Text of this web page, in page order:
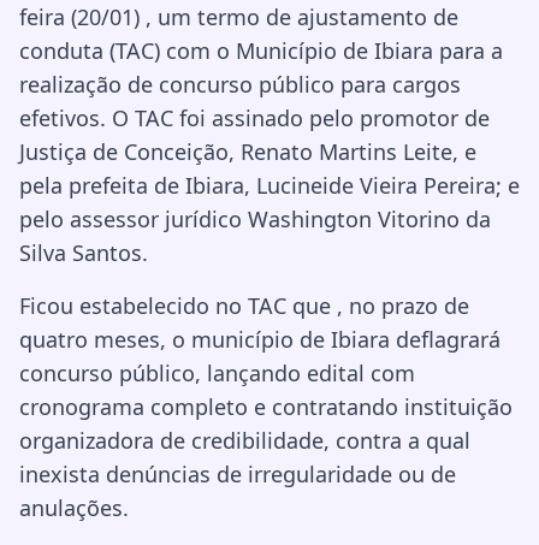
feira (20/01) , um termo de ajustamento de
conduta (TAC) com o Município de Ibiara para a
realização de concurso público para cargos
efetivos. O TAC foi assinado pelo promotor de
Justiça de Conceição, Renato Martins Leite, e
pela prefeita de Ibiara, Lucineide Vieira Pereira; e
pelo assessor jurídico Washington Vitorino da
Silva Santos.
Ficou estabelecido no TAC que , no prazo de
quatro meses, o município de Ibiara deflagrará
concurso público, lançando edital com
cronograma completo e contratando instituição
organizadora de credibilidade, contra a qual
inexista denúncias de irregularidade ou de
anulações.